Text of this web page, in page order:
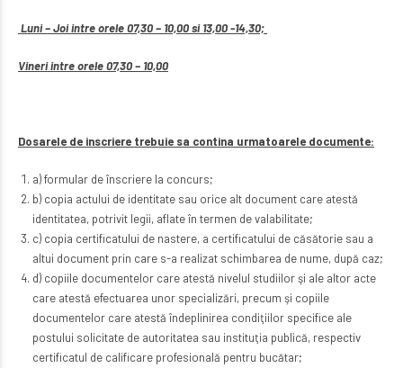
Luni – Joi intre orele 07,30 – 10,00 si 13,00 -14,30;
Vineri intre orele 07,30 – 10,00
Dosarele de inscriere trebuie sa contina urmatoarele documente:
a) formular de înscriere la concurs;
b) copia actului de identitate sau orice alt document care atestă
identitatea, potrivit legii, aflate în termen de valabilitate;
c) copia certificatului de nastere, a certificatului de căsătorie sau a
altui document prin care s-a realizat schimbarea de nume, după caz;
d) copiile documentelor care atestă nivelul studiilor şi ale altor acte
care atestă efectuarea unor specializări, precum şi copiile
documentelor care atestă îndeplinirea condiţiilor specifice ale
postului solicitate de autoritatea sau instituţia publică, respectiv
certificatul de calificare profesională pentru bucătar;